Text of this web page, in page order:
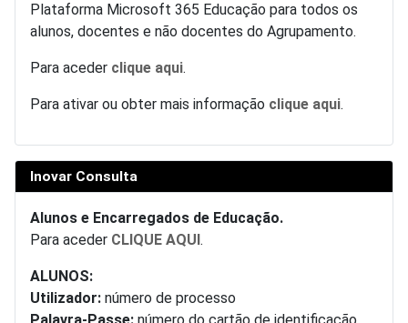
Plataforma Microsoft 365 Educação para todos os
alunos, docentes e não docentes do Agrupamento.
Para aceder clique aqui.
Para ativar ou obter mais informação clique aqui.
Inovar Consulta
Alunos e Encarregados de Educação.
Para aceder CLIQUE AQUI .
ALUNOS:
Utilizador: número de processo